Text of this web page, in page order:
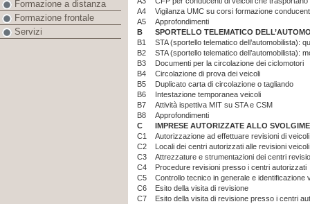
A4
Vigilanza UMC su corsi formazione
A5
Approfondimenti
B
SPORTELLO TELEMATICO
B1
STA (sportello telematico dell’automobilista):
B2
STA (sportello telematico dell’automobilista):
B3
Documenti per la circolazione dei ciclomotori
B4
Circolazione di prova dei veicoli
B5
Duplicato carta di circolazione o tagliando
B6
Intestazione temporanea veicoli
B7
Attività ispettiva MIT su STA e CSM
B8
Approfondimenti
C
IMPRESE AUTORIZZATE ALLO
C1
Autorizzazione ad effettuare revisioni di
C2
Locali dei centri autorizzati alle revisioni veicoli
C3
Attrezzature e strumentazioni dei centri
C4
Procedure revisioni presso i centri autorizzati
C5
Controllo tecnico in generale e identificazione
C6
Esito della visita di revisione
C7
Esito della visita di revisione presso i centri
Formazione a distanza
Formazione frontale
Servizi